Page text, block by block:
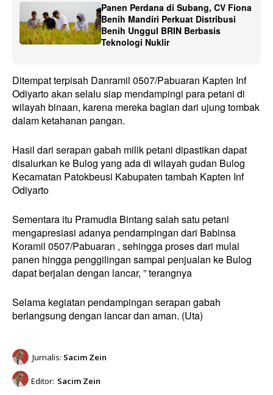
Panen Perdana di Subang, CV Fiona
Benih Mandiri Perkuat Distribusi
Benih Unggul BRIN Berbasis
Teknologi Nuklir
Ditempat terpisah Danramil 0507/Pabuaran Kapten Inf
Odiyarto akan selalu siap mendampingi para petani di
wilayah binaan, karena mereka bagian dari ujung tombak
dalam ketahanan pangan.
Hasil dari serapan gabah milik petani dipastikan dapat
disalurkan ke Bulog yang ada di wilayah gudan Bulog
Kecamatan Patokbeusi Kabupaten tambah Kapten Inf
Odiyarto
Sementara itu Pramudia Bintang salah satu petani
mengapresiasi adanya pendampingan dari Babinsa
Koramil 0507/Pabuaran , sehingga proses dari mulai
panen hingga penggilingan sampai penjualan ke Bulog
dapat berjalan dengan lancar, ” terangnya
Selama kegiatan pendampingan serapan gabah
berlangsung dengan lancar dan aman. (Uta)
Jurnalis: Sacim Zein
Editor: Sacim Zein